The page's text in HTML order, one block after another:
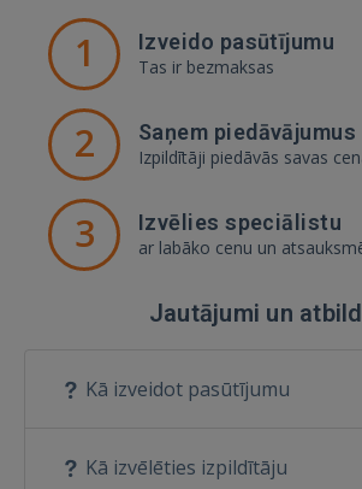
1 Izveido pasūtījumu
Tas ir bezmaksas
2 Saņem piedāvājumus
Izpildītāji piedāvās savas
3 Izvēlies speciālistu
ar labāko cenu un
Jautājumi un
Kā izveidot pasūtījumu
Kā izvēlēties izpildītāju